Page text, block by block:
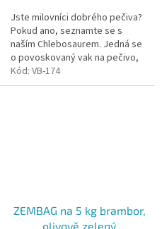
Jste milovníci dobrého pečiva?
Pokud ano, seznamte se s
naším Chlebosaurem. Jedná se
o povoskovaný vak na pečivo,
který se s láskou postará o Váš
chleba a další pekařské
Kód: VB-174
ZEMBAG na 5 kg brambor,
olivově zelený